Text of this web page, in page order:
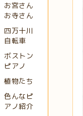
お宮さん
お寺さん
四万十川
自転車
ボストン
ピアノ
植物たち
色んなピ
アノ紹介